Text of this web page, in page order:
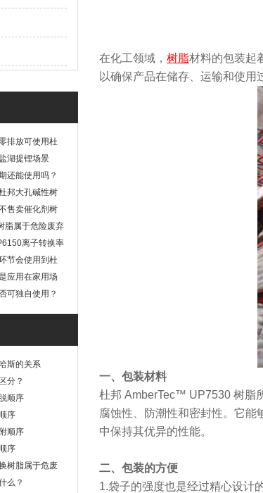
排放可使用杜
湖提锂场景
还能使用吗？
邦大孔碱性树
售卖催化剂树
脂属于危险废弃
离子转换率
节会使用到杜
应用在家用场
可独自使用？
斯的关系
分？
顺序
序
顺序
序
树脂属于危废
么？
在化工领域， 树脂材料的包装起
以确保产品在储存、运输和使用
一、包装材料
杜邦 AmberTec™ UP7530 树脂
腐蚀性、防潮性和密封性。它
中保持其优异的性能。
二、包装的方便
1.袋子的强度也是经过精心设计